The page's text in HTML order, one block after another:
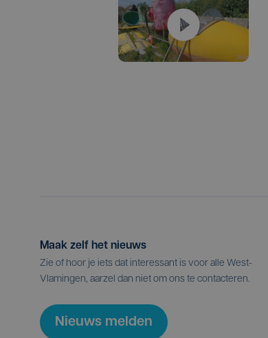
Maak zelf het nieuws
Zie of hoor je iets dat interessant is voor alle West-
Vlamingen, aarzel dan niet om ons te contacteren.
Nieuws melden